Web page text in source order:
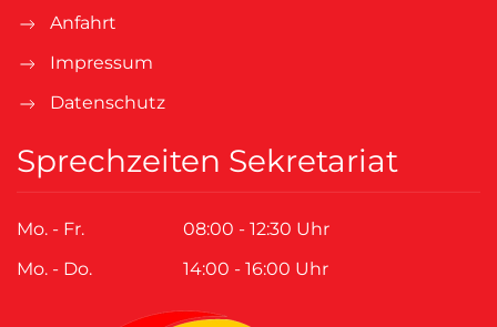
Anfahrt
Impressum
Datenschutz
Sprechzeiten Sekretariat
Mo. - Fr.
08:00 - 12:30 Uhr
Mo. - Do.
14:00 - 16:00 Uhr